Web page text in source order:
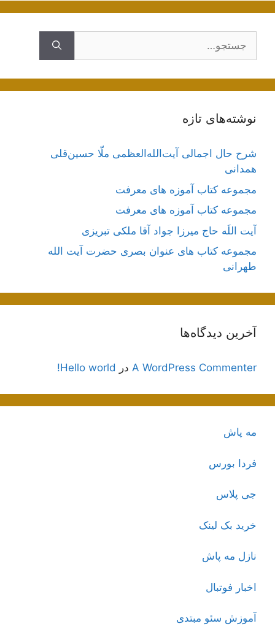
نوشته‌های تازه
شرح حال اجمالی آیت‌الله‌العظمی ملّا حسین‌قلی
همدانی
مجموعه کتاب آموزه های معرفت
مجموعه کتاب آموزه های معرفت
آیت اللَه حاج میرزا جواد آقا ملکی تبریزی
مجموعه کتاب های عنوان بصری حضرت آیت الله
طهرانی
آخرین دیدگاه‌ها
A WordPress Commenter در Hello world!
مه پاش
فردا بورس
جی پلاس
خرید بک لینک
نازل مه پاش
اخبار فوتبال
آموزش سئو مبتدی